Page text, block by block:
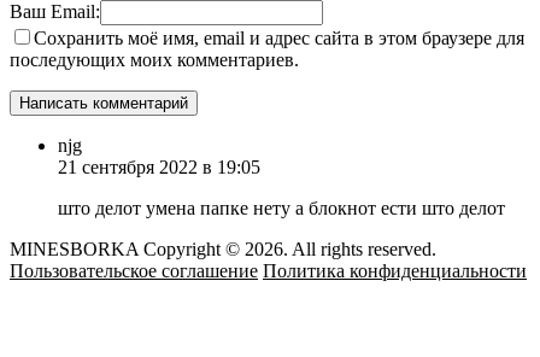
Ваш Email:
Сохранить моё имя, email и адрес сайта в этом браузере для
последующих моих комментариев.
njg
21 сентября 2022 в 19:05
што делот умена папке нету а блокнот ести што делот
MINESBORKA Copyright © 2026. All rights reserved.
Пользовательское соглашение Политика конфиденциальности